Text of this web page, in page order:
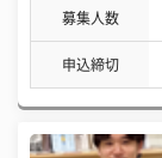
募集人数
申込締切